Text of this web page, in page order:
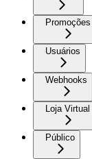
Promoções
Usuários
Webhooks
Loja Virtual
Público